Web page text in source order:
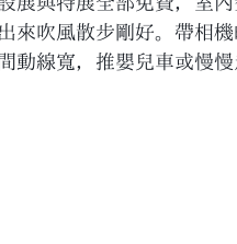
來吹風散步剛好。帶相
線寬，推嬰兒車或慢慢